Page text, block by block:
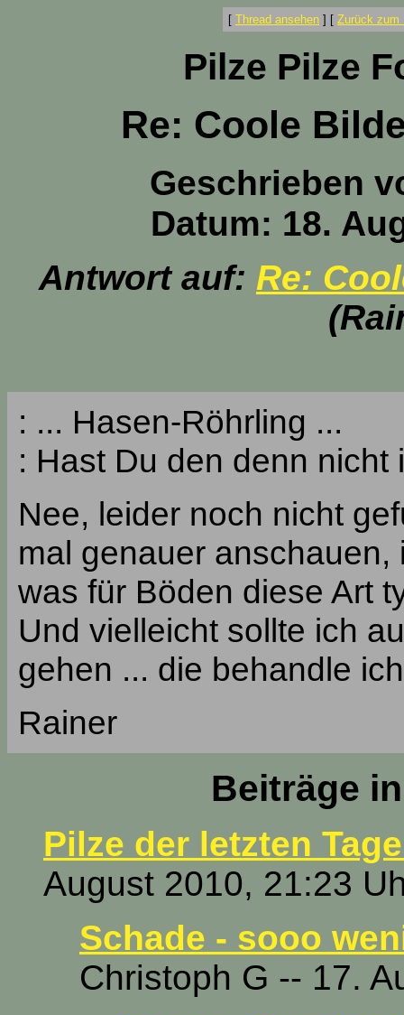
[ Thread ansehen ] [ Zurück zum
Pilze Pilze
Re: Coole
Geschrieben
Datum: 18.
Antwort auf: Re:
: ... Hasen-Röhrling ...
: Hast Du den denn nicht
Nee, leider noch nicht
mal genauer
was für Böden diese Art
Und vielleicht sollte ich
gehen ... die behandle
Rainer
Beiträge
Pilze der letzten
August 2010, 21:23
Schade - sooo
Christoph G -- 17.